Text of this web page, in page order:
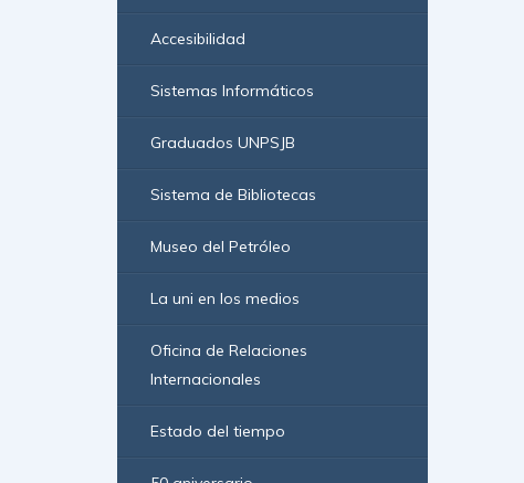
Accesibilidad
Sistemas Informáticos
Graduados UNPSJB
Sistema de Bibliotecas
Museo del Petróleo
La uni en los medios
Oficina de Relaciones
Internacionales
Estado del tiempo